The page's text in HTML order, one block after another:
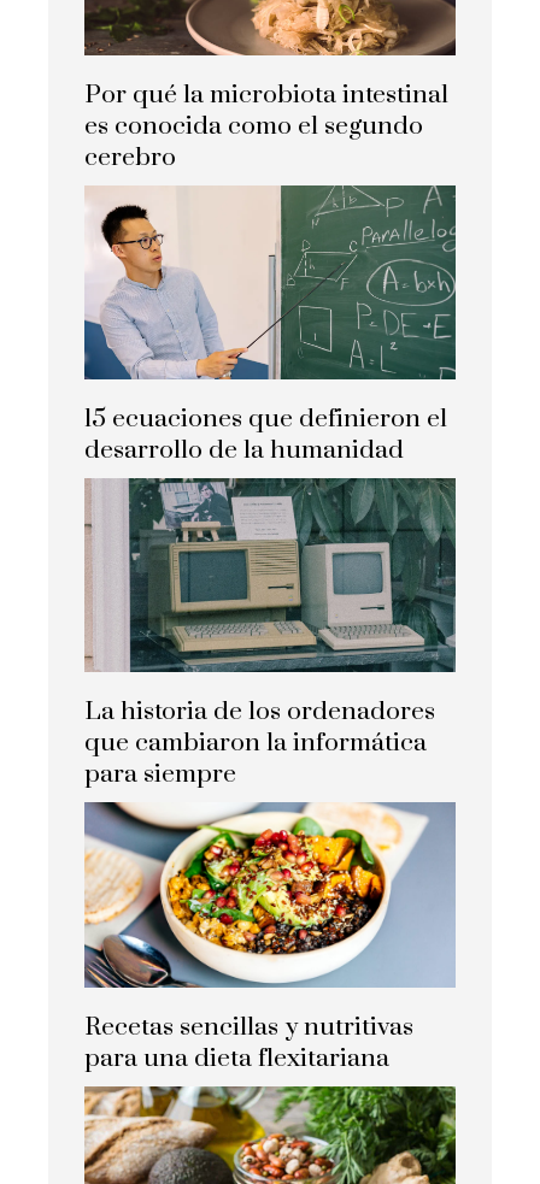
Por qué la microbiota intestinal
es conocida como el segundo
cerebro
15 ecuaciones que definieron el
desarrollo de la humanidad
La historia de los ordenadores
que cambiaron la informática
para siempre
Recetas sencillas y nutritivas
para una dieta flexitariana